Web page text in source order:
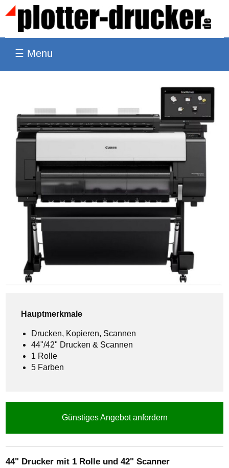
☰ Menu
Hauptmerkmale
Drucken, Kopieren, Scannen
44"/42" Drucken & Scannen
1 Rolle
5 Farben
Günstiges Angebot anfordern
44" Drucker mit 1 Rolle und 42" Scanner